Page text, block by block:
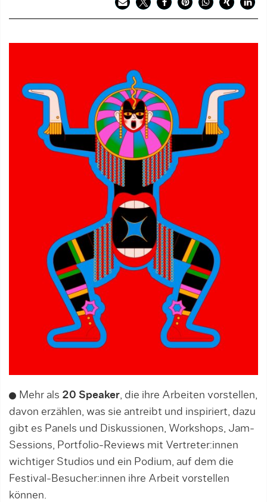
Mehr als 20 Speaker, die ihre Arbeiten vorstellen,
davon erzählen, was sie antreibt und inspiriert, dazu
gibt es Panels und Diskussionen, Workshops, Jam-
Sessions, Portfolio-Reviews mit Vertreter:innen
wichtiger Studios und ein Podium, auf dem die
Festival-Besucher:innen ihre Arbeit vorstellen
können.